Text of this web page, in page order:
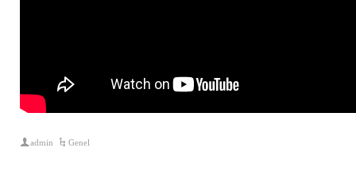
admin Genel